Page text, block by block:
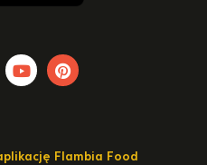
Flambia Food